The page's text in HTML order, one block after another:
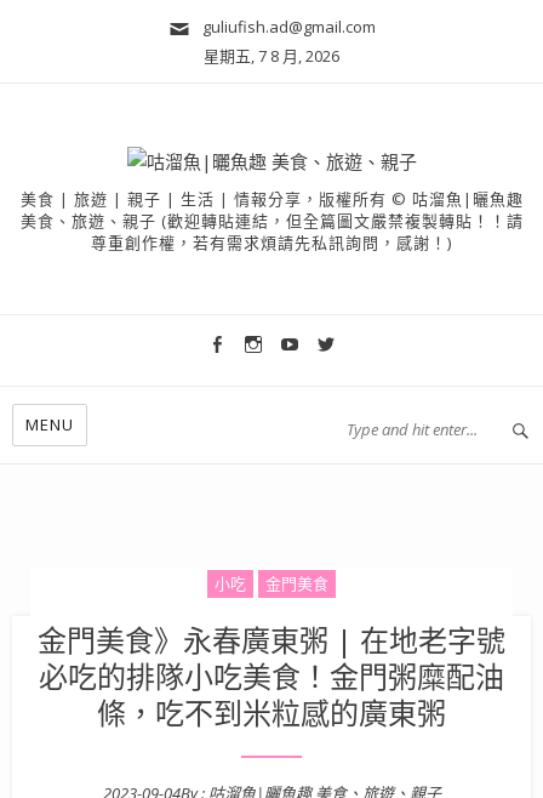
guliufish.ad@gmail.com
星期五, 7 8 月, 2026
美食 | 旅遊 | 親子 | 生活 | 情報分享，版權所有 © 咕溜魚|曬魚趣
美食、旅遊、親子 (歡迎轉貼連結，但全篇圖文嚴禁複製轉貼！！請
尊重創作權，若有需求煩請先私訊詢問，感謝！)
MENU
小吃 金門美食
金門美食》永春廣東粥 | 在地老字號
必吃的排隊小吃美食！金門粥糜配油
條，吃不到米粒感的廣東粥
2023-09-04By : 咕溜魚|曬魚趣 美食、旅遊、親子